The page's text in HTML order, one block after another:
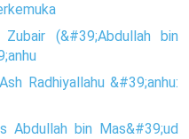
(&#39;Abdullah bin
Radhiyallahu &#39;anhu:
Abdullah bin Mas&#39;ud